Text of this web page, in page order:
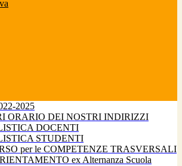
2025
ORARIO DEI NOSTRI INDIRIZZI
DOCENTI
STUDENTI
per le COMPETENZE TRASVERSALI
ex Alternanza Scuola